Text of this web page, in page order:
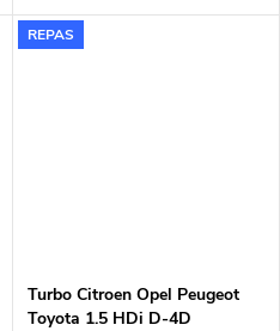
DS7 74kW 81kW 96kW, Opel
Astra L Combo Corsa
REPAS
Turbo Citroen Opel Peugeot
Toyota 1.5 HDi D-4D